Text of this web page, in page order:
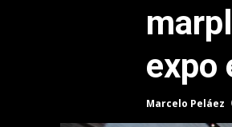
expo
Marcelo Peláez